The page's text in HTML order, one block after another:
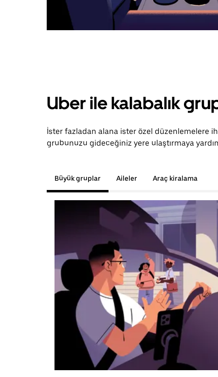
Uber ile kalabalık
İster fazladan alana ister özel düzenlemelere
grubunuzu gideceğiniz yere ulaştırmaya
Büyük gruplar Aileler Araç kiralama